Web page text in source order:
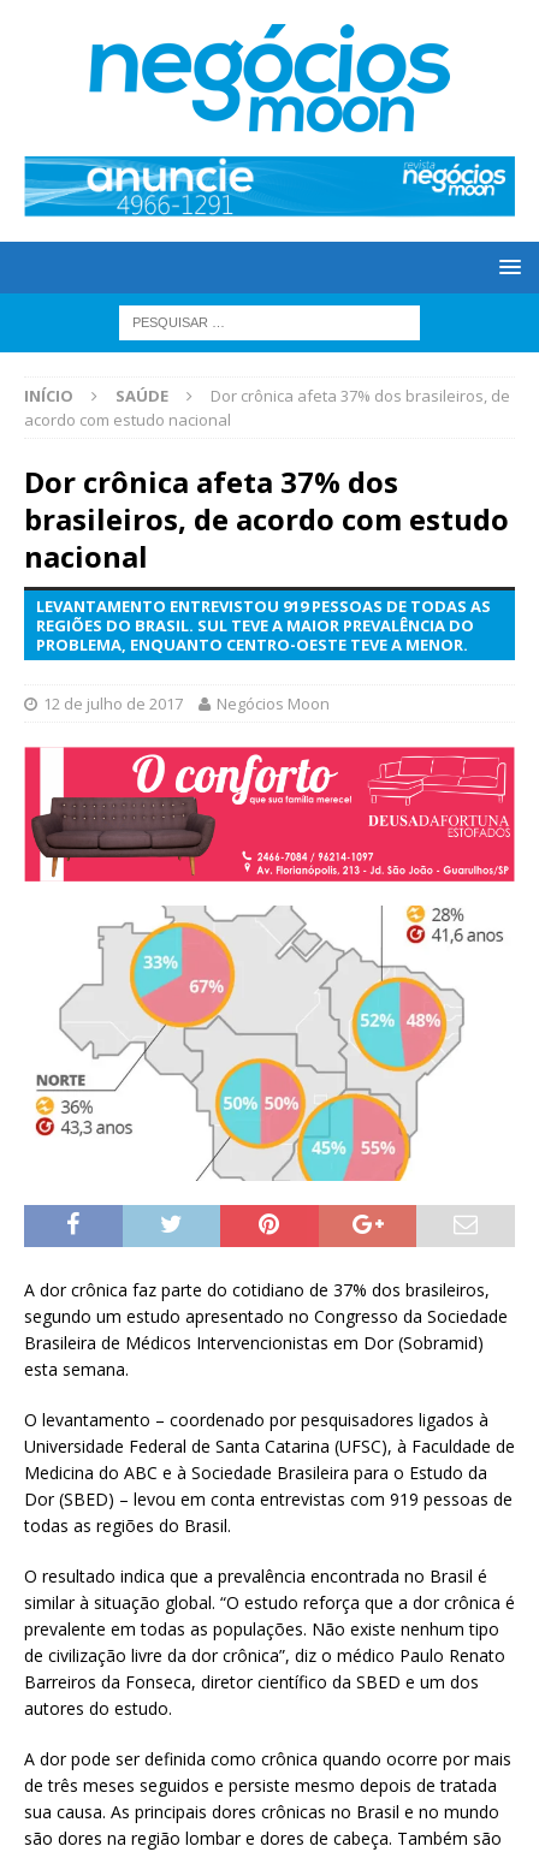
INÍCIO SAÚDE
Dor crônica afeta 37% dos brasileiros, de
acordo com estudo nacional
Dor crônica afeta 37% dos
brasileiros, de acordo com estudo
nacional
LEVANTAMENTO ENTREVISTOU 919 PESSOAS DE TODAS AS
REGIÕES DO BRASIL. SUL TEVE A MAIOR PREVALÊNCIA DO
PROBLEMA, ENQUANTO CENTRO-OESTE TEVE A MENOR.
12 de julho de 2017 Negócios Moon
A dor crônica faz parte do cotidiano de 37% dos brasileiros,
segundo um estudo apresentado no Congresso da Sociedade
Brasileira de Médicos Intervencionistas em Dor (Sobramid)
esta semana.
O levantamento – coordenado por pesquisadores ligados à
Universidade Federal de Santa Catarina (UFSC), à Faculdade de
Medicina do ABC e à Sociedade Brasileira para o Estudo da
Dor (SBED) – levou em conta entrevistas com 919 pessoas de
todas as regiões do Brasil.
O resultado indica que a prevalência encontrada no Brasil é
similar à situação global. “O estudo reforça que a dor crônica é
prevalente em todas as populações. Não existe nenhum tipo
de civilização livre da dor crônica”, diz o médico Paulo Renato
Barreiros da Fonseca, diretor científico da SBED e um dos
autores do estudo.
A dor pode ser definida como crônica quando ocorre por mais
de três meses seguidos e persiste mesmo depois de tratada
sua causa. As principais dores crônicas no Brasil e no mundo
são dores na região lombar e dores de cabeça. Também são